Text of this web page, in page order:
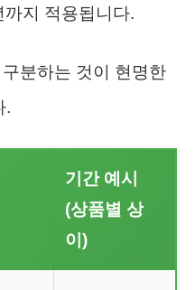
지 적용됩니다.
분하는 것이 현명한
.
기간 예시
(상품별 상
이)